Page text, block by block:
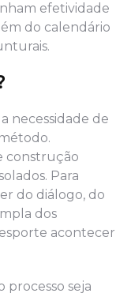
efetividade
do calendário
necessidade de
construção
Para
do diálogo, do
dos
acontecer
processo seja